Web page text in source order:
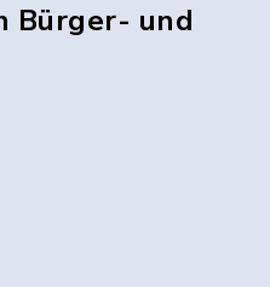
Bürger- und